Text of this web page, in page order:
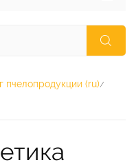
пчелопродукции (ru)/